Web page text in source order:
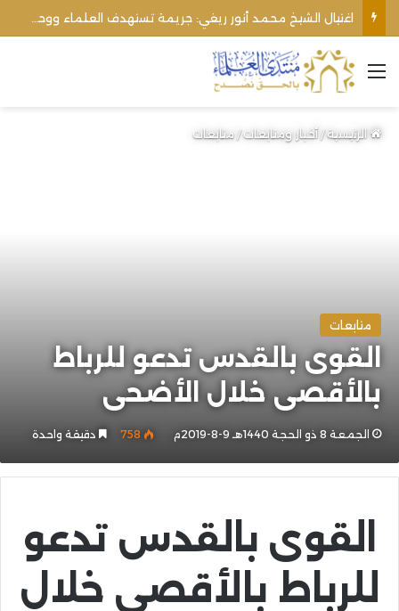
القائمة
الرئيسية/أخبار ومتابعات/متابعات
متابعات
القوى بالقدس تدعو للرباط
بالأقصى خلال الأضحى
الجمعة 8 ذو الحجة 1440هـ 9-8-2019م 758 دقيقة واحدة
القوى بالقدس تدعو
للرباط بالأقصى خلال